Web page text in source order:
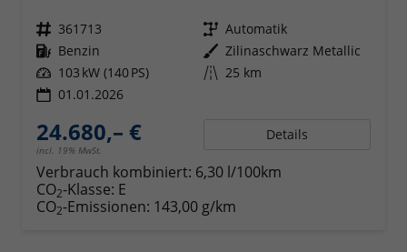
Fahrzeugnr. 361713 Getriebe Automatik
Kraftstoff Benzin Außenfarbe Zilinaschwarz Metallic
Leistung 103 kW (140 PS) Kilometerstand 25 km
01.01.2026
24.680,– €
incl. 19% MwSt.
Details
Verbrauch kombiniert: 6,30 l/100km
CO2-Klasse: E
CO2-Emissionen: 143,00 g/km